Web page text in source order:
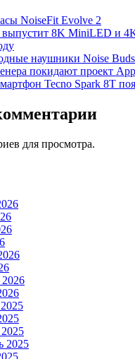
NoiseFit Evolve 2
выпустит 8K MiniLED и
наушники Noise
покидают проект
Tecno Spark 8T
для просмотра.
2025